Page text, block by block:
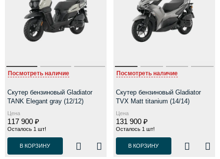
Посмотреть наличие
Скутер бензиновый Gladiator
TANK Elegant gray (12/12)
Цена
117 900 ₽
Осталось 1 шт!
В КОРЗИНУ
Посмотреть наличие
Скутер бензиновый Gladiator
TVX Matt titanium (14/14)
Цена
131 900 ₽
Осталось 1 шт!
В КОРЗИНУ